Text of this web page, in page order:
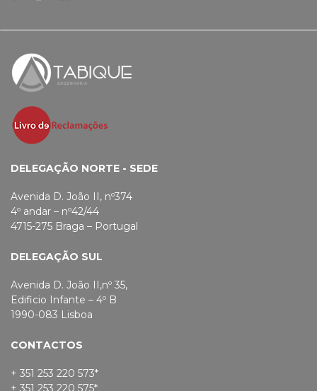
DELEGAÇÃO NORTE - SEDE
Avenida D. João II, nº374
4º andar – nº42/44
4715-275 Braga – Portugal
DELEGAÇÃO SUL
Avenida D. João II,nº 35,
Edificio Infante – 4º B
1990-083 Lisboa
CONTACTOS
+ 351 253 220 573*
+ 351 253 220 575*